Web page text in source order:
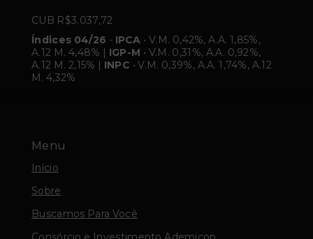
Menu
Início
Sobre
Buscamos Para Você
CUB R$3.037,72
Índices 04/26 - IPCA • V.M. 0,42%, A.A. 1,85%,
A.12 M. 4,48% | IGP-M • V.M. 0,31%, A.A. 0,92%,
A.12 M. 2,15% | INPC • V.M. 0,39%, A.A. 1,74%, A.12
M. 4,32%